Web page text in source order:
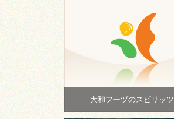
大和フーヅのスピリッツ